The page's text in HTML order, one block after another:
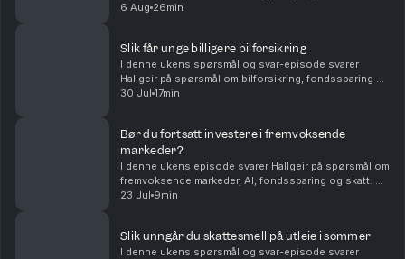
langsiktig sparing. Du får blant annet høre om: Hvor
6 Aug 26min
Slik får unge billigere bilforsikring
I denne ukens spørsmål og svar-episode svarer
Hallgeir på spørsmål om bilforsikring, fondssparing og
familieøkonomi. Du får blant annet høre om: Hvordan
30 Jul 17min
Bør du fortsatt investere i fremvoksende
markeder?
I denne ukens episode svarer Hallgeir på spørsmål om
fremvoksende markeder, AI, fondssparing og skatt. Du
får blant annet høre om: • Hvorfor fremvoksende
23 Jul 9min
Slik unngår du skattesmell på utleie i sommer
I denne ukens spørsmål og svar-episode svarer